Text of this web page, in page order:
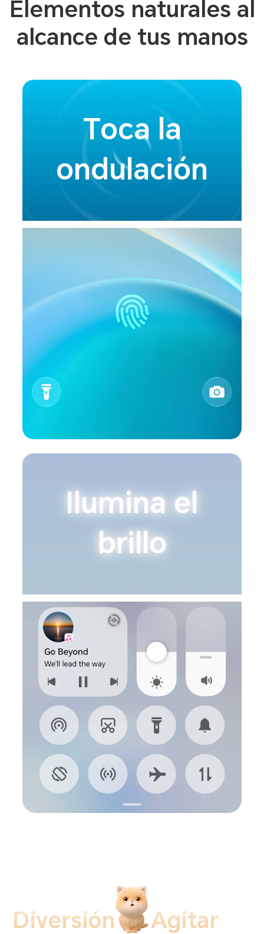
Elementos naturales al
alcance de tus manos
Toca la
ondulación
Ilumina el
brillo
Diversión Agitar